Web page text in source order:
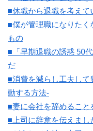
■休職から退職を考えて
■僕が管理職になりたく
もの
■「早期退職の誘惑 50
だ
■消費を減らし工夫して
動する方法-
■妻に会社を辞めること
■上司に辞意を伝えまし